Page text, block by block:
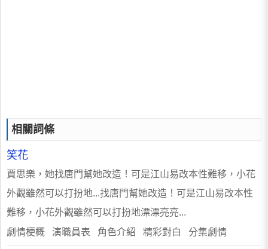
相關詞條
笑花
賈思樂，她找唐門幫她改造！可是江山易改本性難移，小花
外觀雖然可以打扮地...找唐門幫她改造！可是江山易改本性
難移，小花外觀雖然可以打扮地漂漂亮亮...
劇情梗概 演職員表 角色介紹 精彩對白 分集劇情